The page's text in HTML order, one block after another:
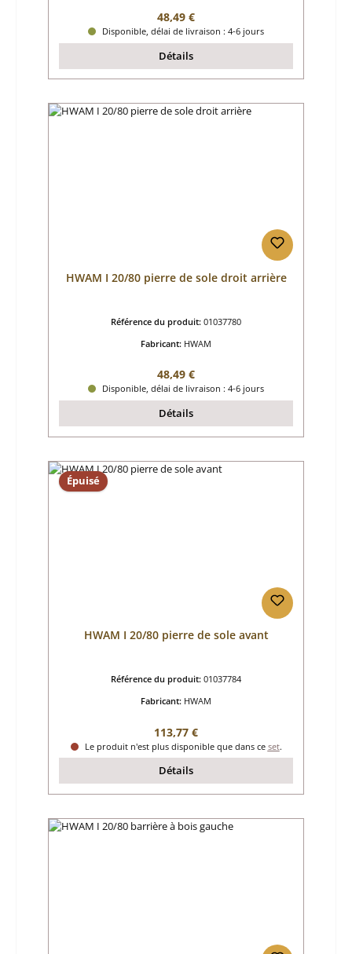
Prix régulier :
48,49 €
Disponible, délai de livraison : 4-6 jours
Détails
HWAM I 20/80 pierre de sole droit arrière
Référence du produit: 01037780
Fabricant: HWAM
Prix régulier :
48,49 €
Disponible, délai de livraison : 4-6 jours
Détails
Épuisé
HWAM I 20/80 pierre de sole avant
Référence du produit: 01037784
Fabricant: HWAM
Prix régulier :
113,77 €
Le produit n'est plus disponible que dans ce set.
Détails